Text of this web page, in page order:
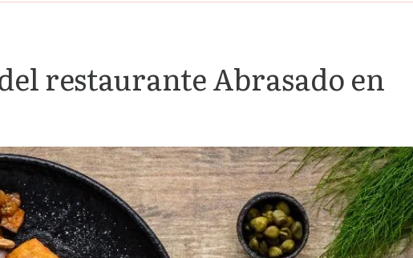
restaurante Abrasado en